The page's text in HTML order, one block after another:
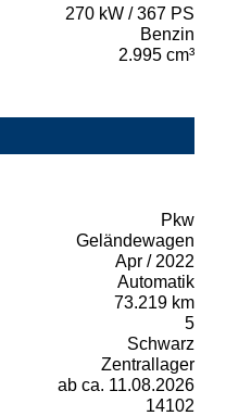
270 kW / 367 PS
Benzin
2.995 cm³
Pkw
Geländewagen
Apr / 2022
Automatik
73.219 km
5
Schwarz
Zentrallager
ab ca. 11.08.2026
14102